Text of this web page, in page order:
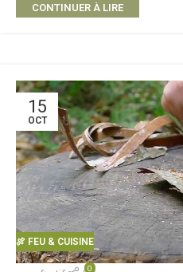
CONTINUER À LIRE
15
OCT
🍖 FEU & CUISINE
0